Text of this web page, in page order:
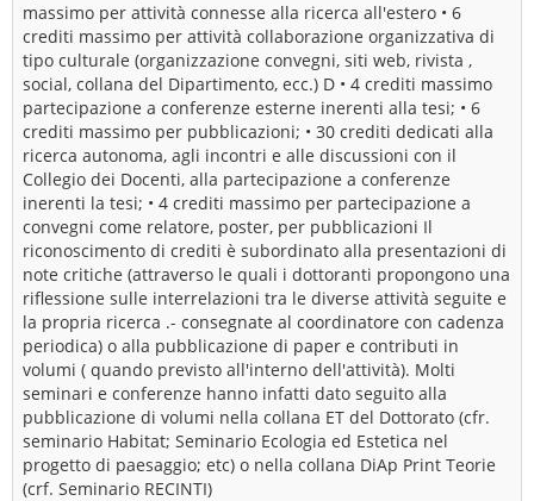
massimo per attività connesse alla ricerca all'estero • 6
crediti massimo per attività collaborazione organizzativa di
tipo culturale (organizzazione convegni, siti web, rivista ,
social, collana del Dipartimento, ecc.) D • 4 crediti massimo
partecipazione a conferenze esterne inerenti alla tesi; • 6
crediti massimo per pubblicazioni; • 30 crediti dedicati alla
ricerca autonoma, agli incontri e alle discussioni con il
Collegio dei Docenti, alla partecipazione a conferenze
inerenti la tesi; • 4 crediti massimo per partecipazione a
convegni come relatore, poster, per pubblicazioni Il
riconoscimento di crediti è subordinato alla presentazioni di
note critiche (attraverso le quali i dottoranti propongono una
riflessione sulle interrelazioni tra le diverse attività seguite e
la propria ricerca .- consegnate al coordinatore con cadenza
periodica) o alla pubblicazione di paper e contributi in
volumi ( quando previsto all'interno dell'attività). Molti
seminari e conferenze hanno infatti dato seguito alla
pubblicazione di volumi nella collana ET del Dottorato (cfr.
seminario Habitat; Seminario Ecologia ed Estetica nel
progetto di paesaggio; etc) o nella collana DiAp Print Teorie
(crf. Seminario RECINTI)